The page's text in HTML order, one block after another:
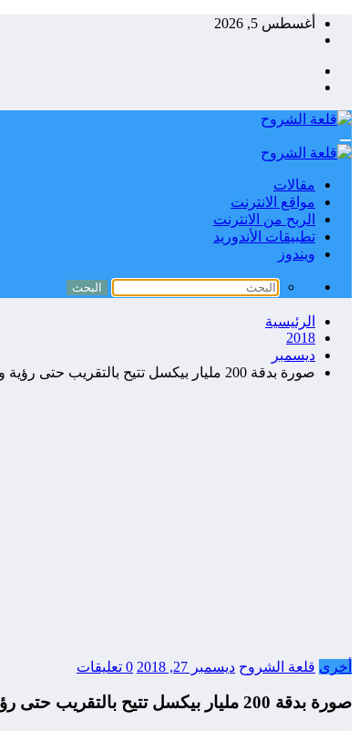
التجاوزأغسطس 5, 2026
مقالات
مواقع الانترنت
الربح من الانترنت
تطبيقات الأندوريد
ويندوز
الرئيسية
2018
ديسمبر
صورة بدقة 200 مليار بيكسل تتيح بالتقريب حتى رؤية وجوه المارة بشوارع احدى المدن الصينية
أخرى قلعة الشروح ديسمبر 27, 2018 0 تعليقات
صورة بدقة 200 مليار بيكسل تتيح بالتقريب حتى رؤية وجوه المارة بشوارع احدى المدن الصينية